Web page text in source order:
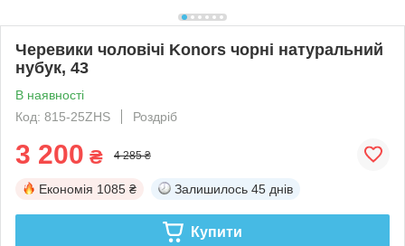
Черевики чоловічі Konors чорні натуральний
нубук, 43
В наявності
Код: 815-25ZHS
Роздріб
3 200 ₴ 4 285 ₴
Економія 1085 ₴ Залишилось 45 днів
Купити